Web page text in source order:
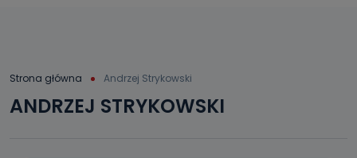
Strona główna Andrzej Strykowski
ANDRZEJ STRYKOWSKI